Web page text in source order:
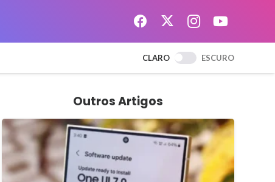
CLARO ESCURO
Outros Artigos